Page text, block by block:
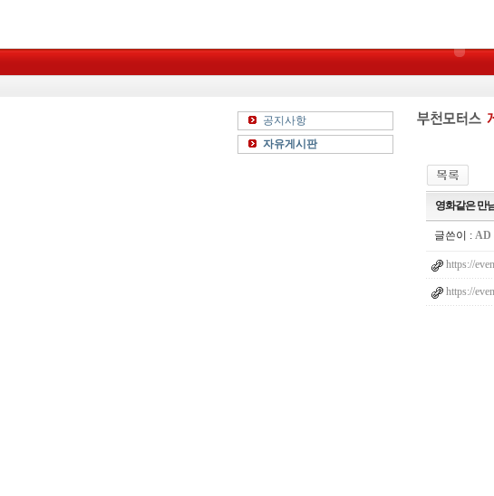
공지사항
자유게시판
영화같은 만
글쓴이 : AD
https://
https://